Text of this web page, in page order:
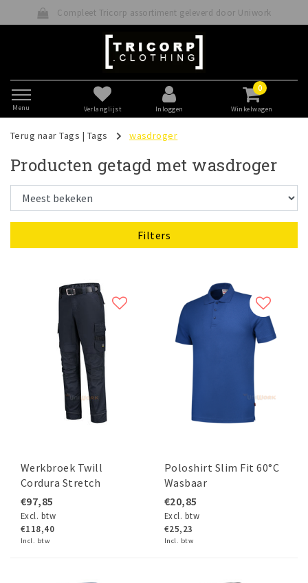
Compleet Tricorp assortiment geleverd door Uniwork
Menu Verlanglijst Inloggen
0
Winkelwagen
Terug naar Tags | Tags wasdroger
Producten getagd met wasdroger
Filters
Werkbroek Twill
Cordura Stretch
€97,85
Excl. btw
€118,40
Incl. btw
Poloshirt Slim Fit 60°C
Wasbaar
€20,85
Excl. btw
€25,23
Incl. btw